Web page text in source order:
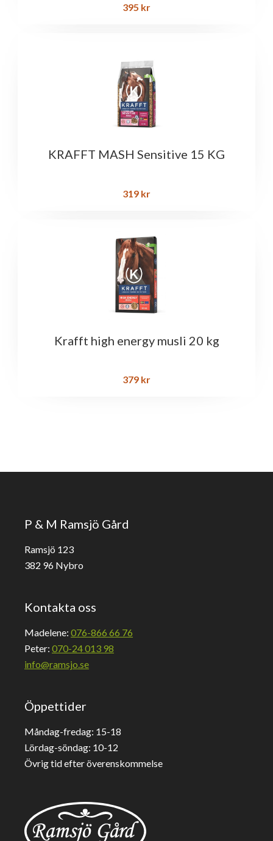
395 kr
KRAFFT MASH Sensitive 15 KG
319 kr
Krafft high energy musli 20 kg
379 kr
P & M Ramsjö Gård
Ramsjö 123
382 96 Nybro
Kontakta oss
Madelene: 076-866 66 76
Peter: 070-24 013 98
info@ramsjo.se
Öppettider
Måndag-fredag: 15-18
Lördag-söndag: 10-12
Övrig tid efter överenskommelse